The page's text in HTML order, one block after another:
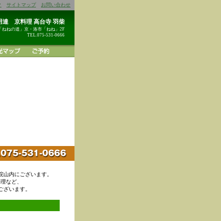
サイトマップ お問い合わせ
達 京料理 高台寺 羽柴
ねの道」京・洛市「ねね」2F
TEL.075-531-0666
内にございます。
など、
います。